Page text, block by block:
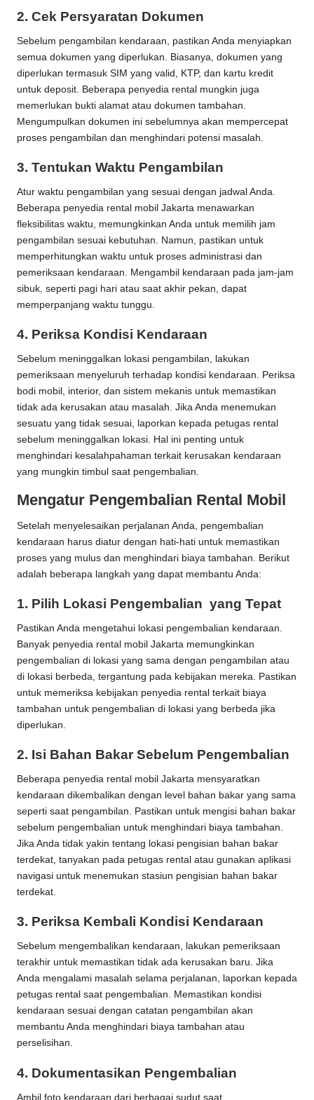
2. Cek Persyaratan Dokumen
Sebelum pengambilan kendaraan, pastikan Anda menyiapkan
semua dokumen yang diperlukan. Biasanya, dokumen yang
diperlukan termasuk SIM yang valid, KTP, dan kartu kredit
untuk deposit. Beberapa penyedia rental mungkin juga
memerlukan bukti alamat atau dokumen tambahan.
Mengumpulkan dokumen ini sebelumnya akan mempercepat
proses pengambilan dan menghindari potensi masalah.
3. Tentukan Waktu Pengambilan
Atur waktu pengambilan yang sesuai dengan jadwal Anda.
Beberapa penyedia rental mobil Jakarta menawarkan
fleksibilitas waktu, memungkinkan Anda untuk memilih jam
pengambilan sesuai kebutuhan. Namun, pastikan untuk
memperhitungkan waktu untuk proses administrasi dan
pemeriksaan kendaraan. Mengambil kendaraan pada jam-jam
sibuk, seperti pagi hari atau saat akhir pekan, dapat
memperpanjang waktu tunggu.
4. Periksa Kondisi Kendaraan
Sebelum meninggalkan lokasi pengambilan, lakukan
pemeriksaan menyeluruh terhadap kondisi kendaraan. Periksa
bodi mobil, interior, dan sistem mekanis untuk memastikan
tidak ada kerusakan atau masalah. Jika Anda menemukan
sesuatu yang tidak sesuai, laporkan kepada petugas rental
sebelum meninggalkan lokasi. Hal ini penting untuk
menghindari kesalahpahaman terkait kerusakan kendaraan
yang mungkin timbul saat pengembalian.
Mengatur Pengembalian Rental Mobil
Setelah menyelesaikan perjalanan Anda, pengembalian
kendaraan harus diatur dengan hati-hati untuk memastikan
proses yang mulus dan menghindari biaya tambahan. Berikut
adalah beberapa langkah yang dapat membantu Anda:
1. Pilih Lokasi Pengembalian yang Tepat
Pastikan Anda mengetahui lokasi pengembalian kendaraan.
Banyak penyedia rental mobil Jakarta memungkinkan
pengembalian di lokasi yang sama dengan pengambilan atau
di lokasi berbeda, tergantung pada kebijakan mereka. Pastikan
untuk memeriksa kebijakan penyedia rental terkait biaya
tambahan untuk pengembalian di lokasi yang berbeda jika
diperlukan.
2. Isi Bahan Bakar Sebelum Pengembalian
Beberapa penyedia rental mobil Jakarta mensyaratkan
kendaraan dikembalikan dengan level bahan bakar yang sama
seperti saat pengambilan. Pastikan untuk mengisi bahan bakar
sebelum pengembalian untuk menghindari biaya tambahan.
Jika Anda tidak yakin tentang lokasi pengisian bahan bakar
terdekat, tanyakan pada petugas rental atau gunakan aplikasi
navigasi untuk menemukan stasiun pengisian bahan bakar
terdekat.
3. Periksa Kembali Kondisi Kendaraan
Sebelum mengembalikan kendaraan, lakukan pemeriksaan
terakhir untuk memastikan tidak ada kerusakan baru. Jika
Anda mengalami masalah selama perjalanan, laporkan kepada
petugas rental saat pengembalian. Memastikan kondisi
kendaraan sesuai dengan catatan pengambilan akan
membantu Anda menghindari biaya tambahan atau
perselisihan.
4. Dokumentasikan Pengembalian
Ambil foto kendaraan dari berbagai sudut saat